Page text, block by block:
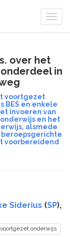
over het
in
voortgezet
BES en enkele
invoeren van
en het
alsmede
voorbereidend
Siderius (SP),
voortgezet onderwijs